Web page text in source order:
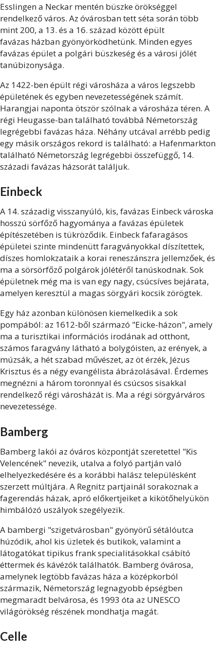
Esslingen a Neckar mentén büszke örökséggel
rendelkező város. Az óvárosban tett séta során több
mint 200, a 13. és a 16. század között épült
favázas házban gyönyörködhetünk. Minden egyes
favázas épület a polgári büszkeség és a városi jólét
tanúbizonysága.
Az 1422-ben épült régi városháza a város legszebb
épületének és egyben nevezetességének számít.
Harangjai naponta ötször szólnak a városháza téren. A
régi Heugasse-ban található továbbá Németország
legrégebbi favázas háza. Néhány utcával arrébb pedig
egy másik országos rekord is található: a Hafenmarkton
található Németország legrégebbi összefüggő, 14.
századi favázas házsorát találjuk.
Einbeck
A 14. századig visszanyúló, kis, favázas Einbeck városka
hosszú sörfőző hagyománya a favázas épületek
építészetében is tükröződik. Einbeck fafaragásos
épületei szinte mindenütt faragványokkal díszítettek,
díszes homlokzataik a korai reneszánszra jellemzőek, és
ma a sörsörfőző polgárok jólétéről tanúskodnak. Sok
épületnek még ma is van egy nagy, csúcsíves bejárata,
amelyen keresztül a magas sörgyári kocsik zörögtek.
Egy ház azonban különösen kiemelkedik a sok
pompából: az 1612-ből származó "Eicke-házon", amely
ma a turisztikai információs irodának ad otthont,
számos faragvány látható a bolygóisten, az erények, a
múzsák, a hét szabad művészet, az öt érzék, Jézus
Krisztus és a négy evangélista ábrázolásával. Érdemes
megnézni a három toronnyal és csúcsos sisakkal
rendelkező régi városházát is. Ma a régi sörgyárváros
nevezetessége.
Bamberg
Bamberg lakói az óváros központját szeretettel "Kis
Velencének" nevezik, utalva a folyó partján való
elhelyezkedésére és a korábbi halász településként
szerzett múltjára. A Regnitz partjainál sorakoznak a
fagerendás házak, apró előkertjeiket a kikötőhelyükön
himbálózó uszályok szegélyezik.
A bambergi "szigetvárosban" gyönyörű sétálóutca
húzódik, ahol kis üzletek és butikok, valamint a
látogatókat tipikus frank specialitásokkal csábító
éttermek és kávézók találhatók. Bamberg óvárosa,
amelynek legtöbb favázas háza a középkorból
származik, Németország legnagyobb épségben
megmaradt belvárosa, és 1993 óta az UNESCO
világörökség részének mondhatja magát.
Celle